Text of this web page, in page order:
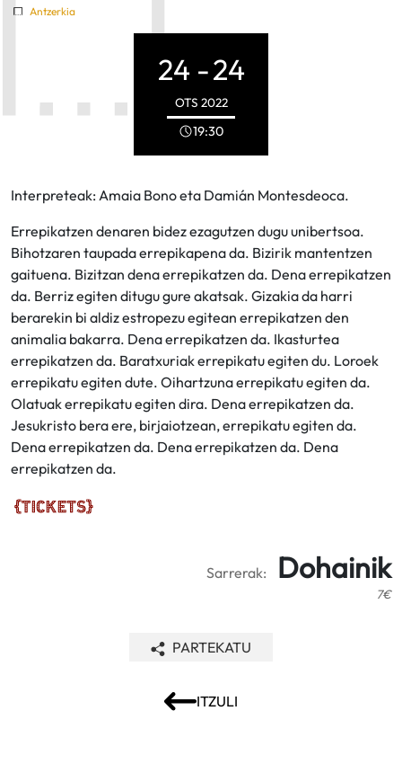
Antzerkia
24 -24
OTS 2022
19:30
Interpreteak: Amaia Bono eta Damián Montesdeoca.
Errepikatzen denaren bidez ezagutzen dugu unibertsoa.
Bihotzaren taupada errepikapena da. Bizirik mantentzen
gaituena. Bizitzan dena errepikatzen da. Dena errepikatzen
da. Berriz egiten ditugu gure akatsak. Gizakia da harri
berarekin bi aldiz estropezu egitean errepikatzen den
animalia bakarra. Dena errepikatzen da. Ikasturtea
errepikatzen da. Baratxuriak errepikatu egiten du. Loroek
errepikatu egiten dute. Oihartzuna errepikatu egiten da.
Olatuak errepikatu egiten dira. Dena errepikatzen da.
Jesukristo bera ere, birjaiotzean, errepikatu egiten da.
Dena errepikatzen da. Dena errepikatzen da. Dena
errepikatzen da.
Sarrerak: Dohainik
7€
ITZULI
PARTEKATU